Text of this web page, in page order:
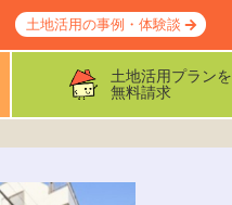
土地活用の事例・体験談
土地活用プランを
無料請求